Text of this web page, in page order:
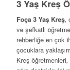
3 Yaş Kreş
Foça 3 Yaş Kreş,
ve şefkatli
rehberliğe en çok
çocuklara
Kreş